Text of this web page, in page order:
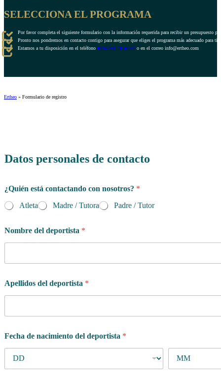
SELECCIONA EL PROGRAMA
Por favor completa el siguiente formulario con la información requerida para recibir un presupuesto
Pronto nos pondremos en contacto contigo para asegurar que eliges el programa más adecuado para ti.
Estamos a tu disposición en el teléfono 0034 951 20 40 61 o en el correo info@ertheo.com
Ertheo » Formulario de registro
Datos personales de contacto
¿Quién está contactando con nosotros? *
Atleta
Madre / Tutora Padre / Tutor
Nombre del deportista *
Apellidos del deportista *
Fecha de nacimiento del deportista *